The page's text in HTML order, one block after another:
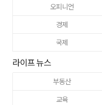
오피니언
경제
국제
라이프 뉴스
부동산
교육